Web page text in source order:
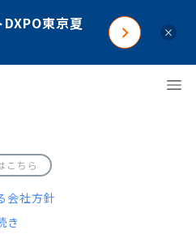
東京夏
×
こちら
会社方針
き